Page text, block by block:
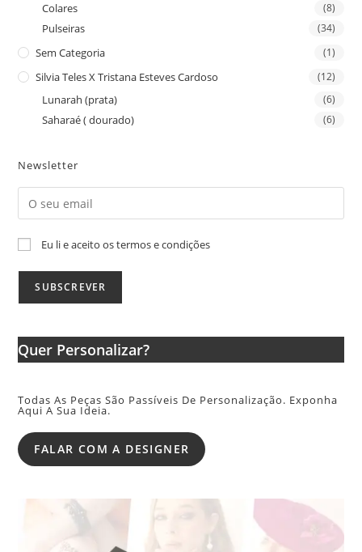
Colares (8)
Pulseiras (34)
Sem Categoria (1)
Silvia Teles X Tristana Esteves Cardoso (12)
Lunarah (prata) (6)
Saharaé ( dourado) (6)
Newsletter
Eu li e aceito os termos e condições
Quer Personalizar?
Todas As Peças São Passíveis De Personalização. Exponha
Aqui A Sua Ideia.
FALAR COM A DESIGNER